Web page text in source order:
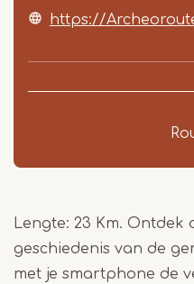
https://
Item
Lengte: 23 Km. Ontdek
geschiedenis van de
met je smartphone de